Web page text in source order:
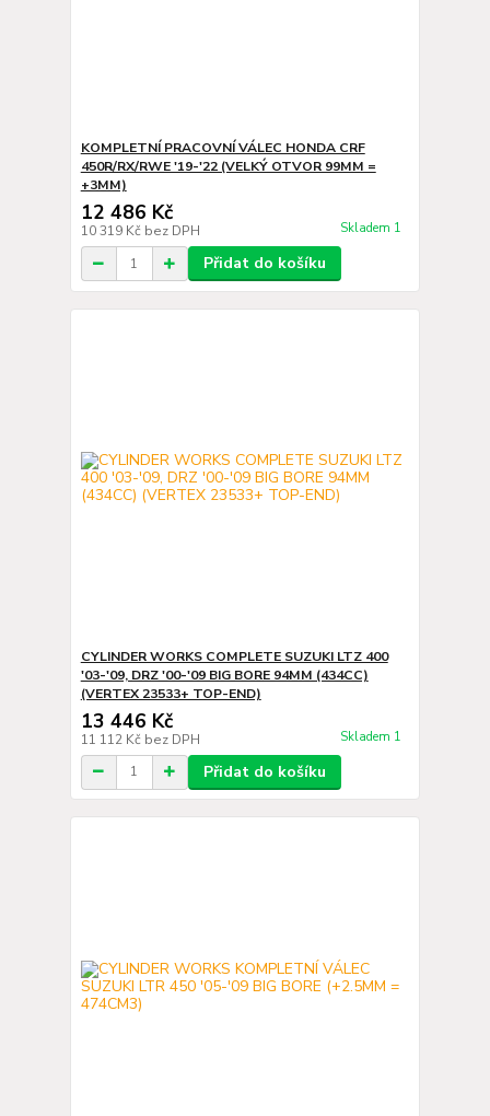
KOMPLETNÍ PRACOVNÍ VÁLEC HONDA CRF
450R/RX/RWE '19-'22 (VELKÝ OTVOR 99MM =
+3MM)
12 486 Kč
10 319 Kč bez DPH Skladem 1
Přidat do košíku
CYLINDER WORKS COMPLETE SUZUKI LTZ 400
'03-'09, DRZ '00-'09 BIG BORE 94MM (434CC)
(VERTEX 23533+ TOP-END)
13 446 Kč
11 112 Kč bez DPH Skladem 1
Přidat do košíku